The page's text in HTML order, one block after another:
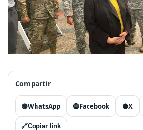
Compartir
🟢WhatsApp 🔵Facebook ⚫X
🔗Copiar link